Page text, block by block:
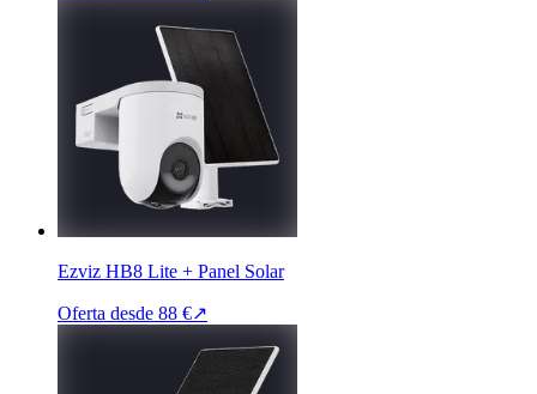
Ezviz HB8 Lite + Panel Solar
Oferta desde 88 €↗